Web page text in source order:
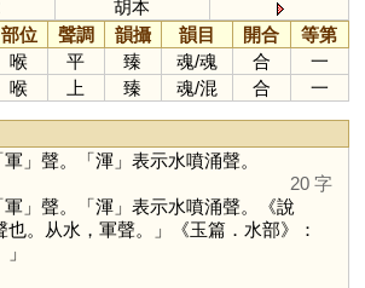
胡本
部位 聲調 韻攝 韻目 開合
等第
喉 平 臻 魂/魂 合
一
喉 上 臻 魂/混 合 一
軍」聲。「渾」表示水噴涌聲。
20 字
軍」聲。「渾」表示水噴涌聲。《說
。从水，軍聲。」《玉篇．水部》：